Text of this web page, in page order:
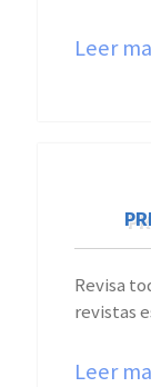
Leer
Revisa
revistas
Leer